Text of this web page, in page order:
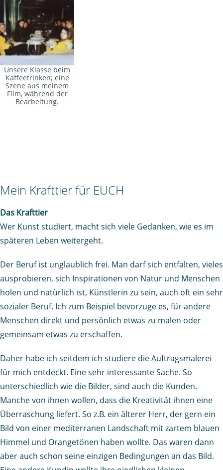
Unsere Klasse beim
Kaffeetrinken; eine
Szene aus meinem
Film, während der
Bearbeitung.
Mein Krafttier für EUCH
Das Krafttier
Wer Kunst studiert, macht sich viele Gedanken, wie es im
späteren Leben weitergeht.
Der Beruf ist unglaublich frei. Man darf sich entfalten, vieles
ausprobieren, sich Inspirationen von Natur und Menschen
holen und natürlich ist, Künstlerin zu sein, auch oft ein sehr
sozialer Beruf. Ich zum Beispiel bevorzuge es, für andere
Menschen direkt und persönlich etwas zu malen oder
gemeinsam etwas zu erschaffen.
Daher habe ich seitdem ich studiere die Auftragsmalerei
für mich entdeckt. Eine sehr interessante Sache. So
unterschiedlich wie die Bilder, sind auch die Kunden.
Manche von ihnen wollen, dass die Kreativität ihnen eine
Überraschung liefert. So z.B. ein älterer Herr, der gern ein
Bild von einer mediterranen Landschaft mit zartem blauen
Himmel und Orangetönen haben wollte. Das waren dann
aber auch schon seine einzigen Bedingungen an das Bild.